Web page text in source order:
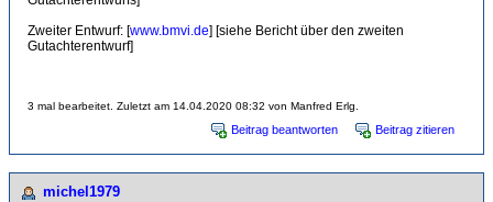
Zweiter Entwurf: [www.bmvi.de] [siehe Bericht über den zweiten
Gutachterentwurf]
3 mal bearbeitet. Zuletzt am 14.04.2020 08:32 von Manfred Erlg.
Beitrag beantworten Beitrag zitieren
michel1979